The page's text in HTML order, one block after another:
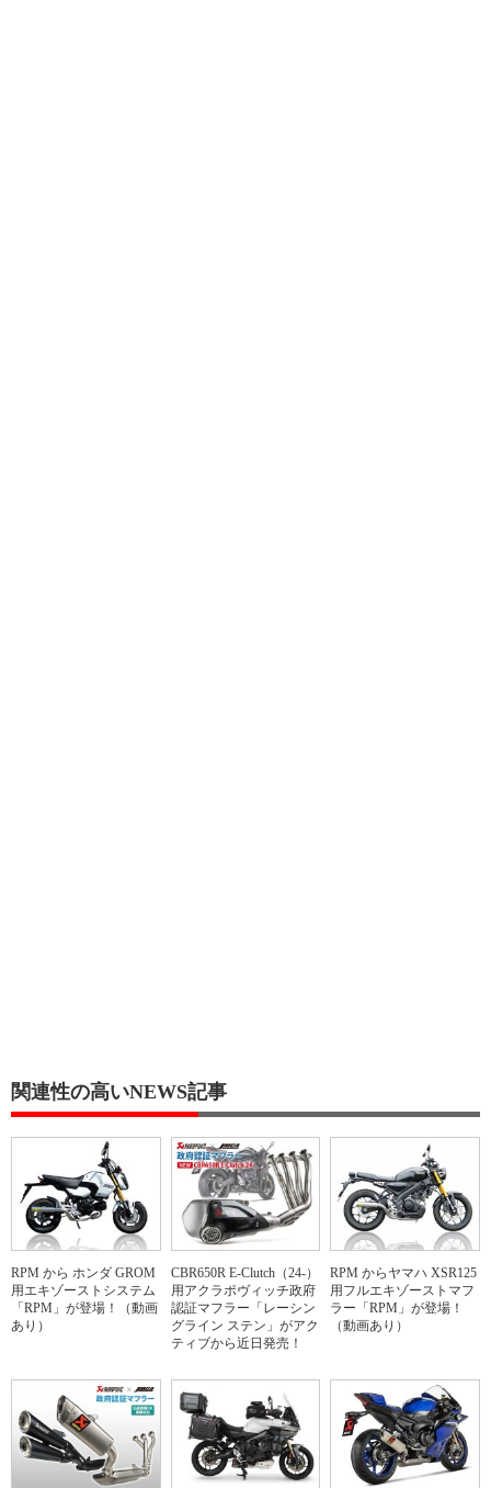
関連性の高いNEWS記事
RPM から ホンダ GROM
用エキゾーストシステム
「RPM」が登場！（動画
あり）
CBR650R E-Clutch（24-）
用アクラポヴィッチ政府
認証マフラー「レーシン
グライン ステン」がアク
ティブから近日発売！
RPM からヤマハ XSR125
用フルエキゾーストマフ
ラー「RPM」が登場！
（動画あり）